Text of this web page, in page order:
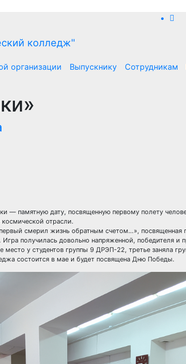
организации Выпускнику Сотрудникам
— памятную дату, посвященную первому полету
отрасли.
смерил жизнь обратным счетом…», посвященная
получилась довольно напряженной, победителя и
у студентов группы 9 ДРЭП-22, третье заняла
состоится в мае и будет посвящена Дню Победы.